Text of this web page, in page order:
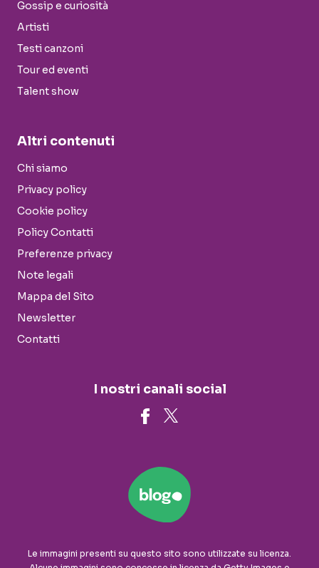
Gossip e curiosità
Artisti
Testi canzoni
Tour ed eventi
Talent show
Altri contenuti
Chi siamo
Privacy policy
Cookie policy
Policy Contatti
Preferenze privacy
Note legali
Mappa del Sito
Newsletter
Contatti
I nostri canali social
Le immagini presenti su questo sito sono utilizzate su licenza.